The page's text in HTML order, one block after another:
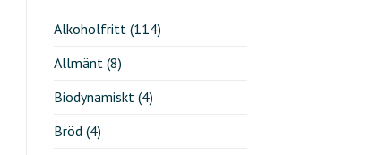
Alkoholfritt(114)
Allmänt(8)
Biodynamiskt(4)
Bröd(4)